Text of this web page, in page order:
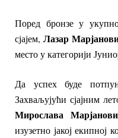
Поред бронзе у
сјајем, Лазар
место у категорији
Да успех буде
Захваљујући сјајним
Мирослава
изузетно јакој екипној